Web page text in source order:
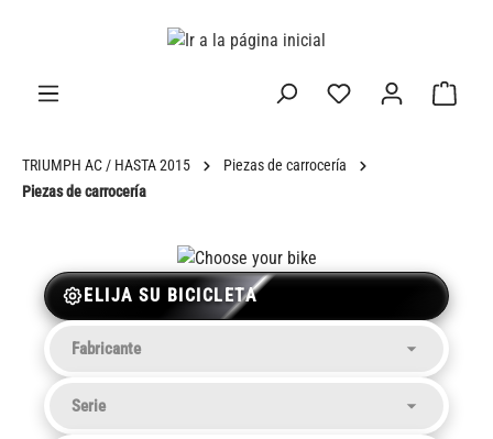
TRIUMPH AC / HASTA 2015
Piezas de carrocería
Piezas de carrocería
ELIJA SU BICICLETA